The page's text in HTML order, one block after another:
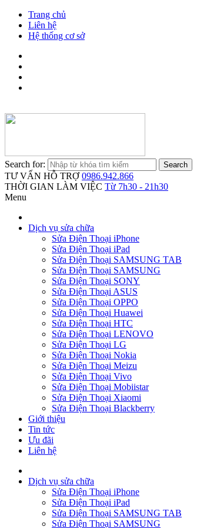
Trang chủ
Liên hệ
Hệ thống cơ sở
Search for:
TƯ VẤN HỖ TRỢ 0986.942.866
THỜI GIAN LÀM VIỆC Từ 7h30 - 21h30
Menu
Dịch vụ sửa chữa
Sửa Điện Thoại iPhone
Sửa Điện Thoại iPad
Sửa Điện Thoại SAMSUNG TAB
Sửa Điện Thoại SAMSUNG
Sửa Điện Thoại SONY
Sửa Điện Thoại ASUS
Sửa Điện Thoại OPPO
Sửa Điện Thoại Huawei
Sửa Điện Thoại HTC
Sửa Điện Thoại LENOVO
Sửa Điện Thoại LG
Sửa Điện Thoại Nokia
Sửa Điện Thoại Meizu
Sửa Điện Thoại Vivo
Sửa Điện Thoại Mobiistar
Sửa Điện Thoại Xiaomi
Sửa Điện Thoại Blackberry
Giới thiệu
Tin tức
Ưu đãi
Liên hệ
Dịch vụ sửa chữa
Sửa Điện Thoại iPhone
Sửa Điện Thoại iPad
Sửa Điện Thoại SAMSUNG TAB
Sửa Điện Thoại SAMSUNG